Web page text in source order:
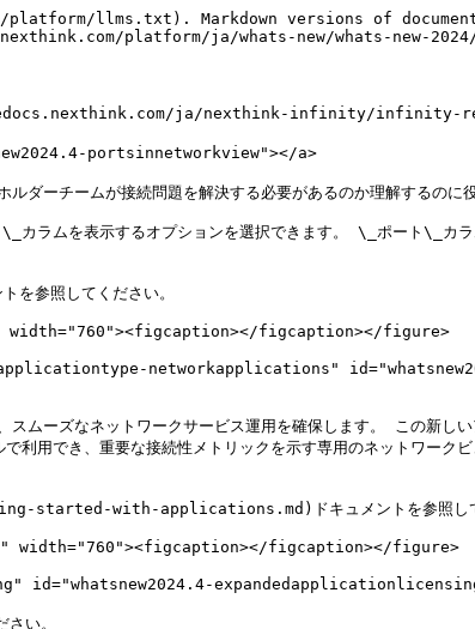
アに対して提供されるアクション可能な調査を活用してください。 詳細については、[Digital Experience](/platform/ja/user-guide/digital-experience.md)ドキュメントを参照してください。

この機能は、すべての地域で2024.4の展開が完了した後に利用可能になります。

[Experience Central](https://nexthink.com/platform/experience-central)は追加のライセンスが必要です。 詳細については、Nexthinkの担当者にお問い合わせください。

<figure><img src="/files/PRHCmAw5ckWWuFS6MmPi" alt="image-2024-4-16_17-18-39.png" width="760"><figcaption></figcaption></figure>

## 複数のデバイスに影響を受けるDEXスコアを特定 <a href="#whatsnew2024.4-identifydexscoresimpactedbymultipledevices" id="whatsnew2024.4-identifydexscoresimpactedbymultipledevices"></a>

ユーザーのDEXスコアが複数のデバイス使用によって影響を受けているかを理解します。 DEXスコアは従業員の体験を反映しており、ユーザー中心のものです。 ユーザーが複数のデバイスを使用している場合、DEXスコアデータと特定のデバイスとの明確な相関が必ずしも存在せず、誤解を招く可能性があります。 スコアイベントで（NQL経由）特定のユーザーのDEXデータが複数のデバイスの影響を受けているのかどうかを確認できるようになりました。 詳細については、[DEXスコア](/platform/ja/user-guide/dex-score.md)のドキュメントを参照してください。

## デバイス性能のトラブルシューティングダッシュボード <a href="#whatsnew2024.4-deviceperformancetroubleshootingdashboard" id="whatsnew2024.4-deviceperformancetroubleshootingdashboard"></a>

デジタルエクスペリエンスモジュールまたは診断メニューから直接、性能問題を抱えたデバイスの潜在的な解決策を特定するダッシュボードに進むことで、デバイスの問題のトラブルシューティングがより容易になりました。 詳細については、[Diagnostics additional dashboards](/platform/ja/user-guide/alerts-and-diagnostics/getting-started-with-diagnostics/additional-dashboards.md)のドキュメントを参照してください。

この機能は、すべての地域で2024.4の展開が完了した後に利用可能になります。

## 評価のタグサポート <a href="#whatsnew2024.4-tagsupportforratings" id="whatsnew2024.4-tagsupportforratings"></a>

Nexthinkのタグ機能が評価にも拡張され、目的の情報をより迅速かつ簡単に見つけることができます。 各評価に1つ、または複数のタグを適用し、タグに基づいてグループにフィルタリングすることで評価を整理します。

詳細については、[レーティング管理](/platform/ja/user-guide/administration/content-management/ratings-management.md)ドキュメントを参照してください。

## ユーザーおよびデバイスの大量削除 <a href="#whatsnew2024.4-bulkdeletionofusersanddevices" id="whatsnew2024.4-bulkdeletionofusersanddevices"></a>

データ管理（GDPR）セクションにおいて、必要なときに複数の非アクティブまたは古いユーザーやデバイスを一括選択し削除することで、Infinityプラットフォームを効率的に整理できます。 デバイスやユーザーの保持期間を待つ必要はありません。

詳細については、[Data management and GDPR](/platform/ja/user-guide/administration/system-configuration/data-management/environment/data-management.md)ドキュメントを参照してください。

## ServiceNow Washingtonのサポート <a href="#whatsnew2024.4-supportforservicenowwashington" id="whatsnew2024.4-supportforservicenowwashington"></a>

ServiceNow Incident Management ConnectorとCMDBの統合は、ServiceNow Washingtonをサポートするよう更新されました。

詳細については、[Nexthink ServiceNow CMDB Connectors](https://docs-v6.nexthink.com/integrations/nexthink-servicenow-cmdb-connectors)のドキュメントを参照してください。

## Libraryおよびシステムリモートアクションの再署名のサポート <a href="#whatsnew2024.4-supportforre-signinglibraryandsystemremoteactions" id="whatsnew2024.4-supportforre-signinglibraryandsystemremoteactions"></a>

スクリプトを再署名できる、Nexthink組み込みの診断ダッシュボードとライブラリダッシュボードをご活用ください。

Nexthinkが提供するスクリプトをカスタム署名するセキュリティ要件を持つ顧客は、再署名目的で新しいスクリプトをアップロードできます。(Nexthink Libraryモジュールからインストールされたリモートアクション、またはシステムが提供するとも含まれる)

詳細については、[リモートアクションの管理](/platform/ja/user-guide/remote-actions/setting-up-and-managing-remote-actions/managing-remote-actions.md)ドキュメンテーションを参照してください。

## Nexthinkライブラリの新着情報 <a href="#whatsnew2024.4-